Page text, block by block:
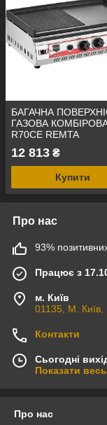
БАГАЧНА
ГАЗОВА
R70CE REMTA
12 813 ₴
Купити
Про нас
93% позитивних
Працює з
м. Київ
01135, М. Київ,
Контакти
Сьогодні
Показати
Про нас